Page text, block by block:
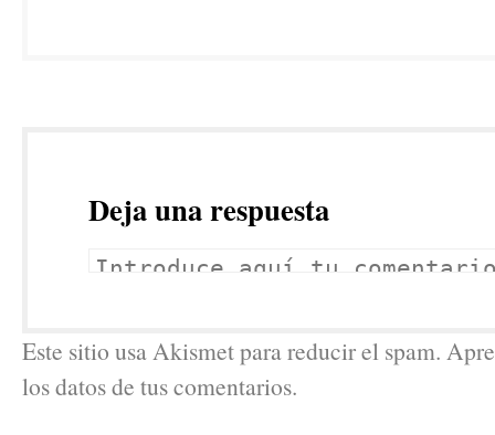
Deja una respuesta
Este sitio usa Akismet para reducir el spam.
los datos de tus comentarios.